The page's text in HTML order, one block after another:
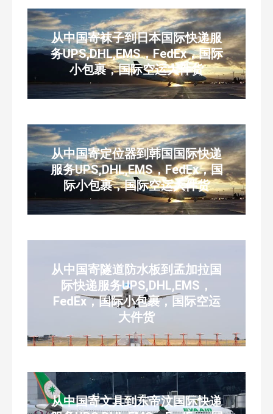
从中国寄袜子到日本国际快递服
务UPS,DHL,EMS，FedEx，国际
小包裹，国际空运大件货
从中国寄定位器到韩国国际快递
服务UPS,DHL,EMS，FedEx，国
际小包裹，国际空运大件货
从中国寄隧道防水板到孟加拉国
际快递服务UPS,DHL,EMS，
FedEx，国际小包裹，国际空运
大件货
从中国寄文具到东帝汶国际快递